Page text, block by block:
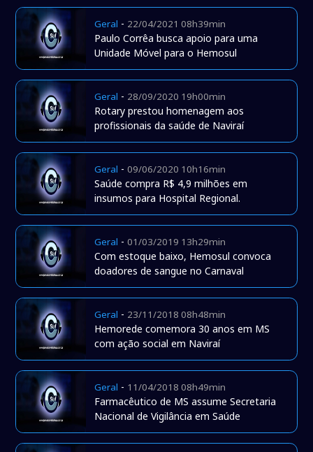
Geral - 22/04/2021 08h39min
Paulo Corrêa busca apoio para uma
Unidade Móvel para o Hemosul
Geral - 28/09/2020 19h00min
Rotary prestou homenagem aos
profissionais da saúde de Naviraí
Geral -09/06/2020 10h16min
Saúde compra R$ 4,9 milhões em
insumos para Hospital Regional.
Geral -01/03/2019 13h29min
Com estoque baixo, Hemosul convoca
doadores de sangue no Carnaval
Geral - 23/11/2018 08h48min
Hemorede comemora 30 anos em MS
com ação social em Naviraí
Geral - 11/04/2018 08h49min
Farmacêutico de MS assume Secretaria
Nacional de Vigilância em Saúde